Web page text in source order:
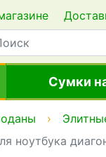
Сумки
ноутбука